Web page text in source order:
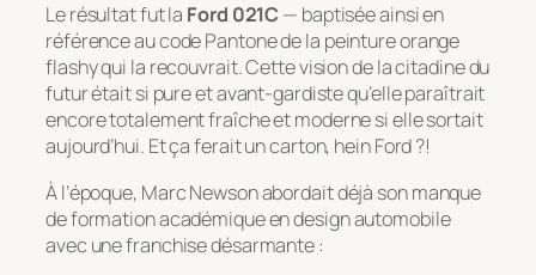
Le résultat fut la Ford 021C — baptisée ainsi en
référence au code Pantone de la peinture orange
flashy qui la recouvrait. Cette vision de la citadine du
futur était si pure et avant-gardiste qu’elle paraîtrait
encore totalement fraîche et moderne si elle sortait
aujourd’hui. Et ça ferait un carton, hein Ford ?!
À l’époque, Marc Newson abordait déjà son manque
de formation académique en design automobile
avec une franchise désarmante :